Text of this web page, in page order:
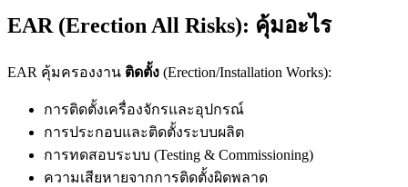
EAR (Erection All Risks): คุ้มอะไร
EAR คุ้มครองงาน ติดตั้ง (Erection/Installation Works):
การติดตั้งเครื่องจักรและอุปกรณ์
การประกอบและติดตั้งระบบผลิต
การทดสอบระบบ (Testing & Commissioning)
ความเสียหายจากการติดตั้งผิดพลาด